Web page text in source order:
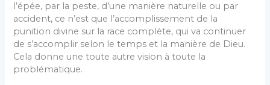
l’épée, par la peste, d’une manière naturelle ou par
accident, ce n’est que l’accomplissement de la
punition divine sur la race complète, qui va continuer
de s’accomplir selon le temps et la manière de Dieu.
Cela donne une toute autre vision à toute la
problématique.